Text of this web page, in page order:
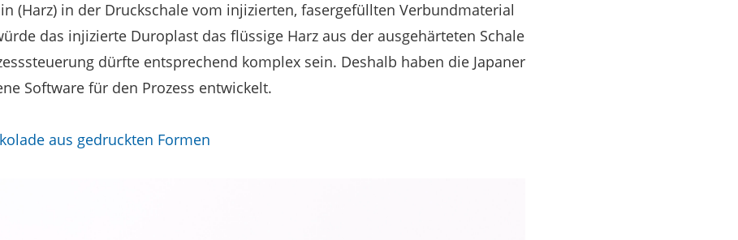
(Harz) in der Druckschale vom injizierten, fasergefüllten Verbundmaterial
das injizierte Duroplast das flüssige Harz aus der ausgehärteten Schale
dürfte entsprechend komplex sein. Deshalb haben die Japaner
Software für den Prozess entwickelt.
aus gedruckten Formen